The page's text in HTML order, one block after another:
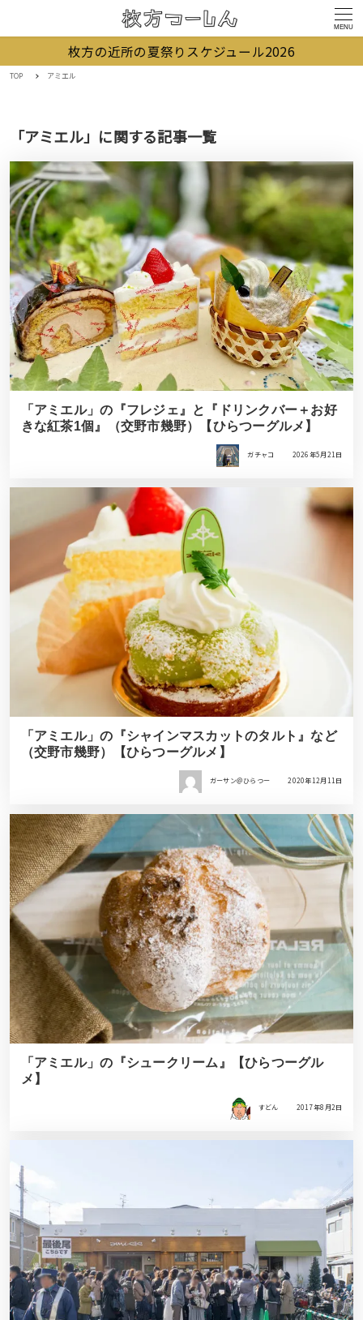
MENU
枚方の近所の夏祭りスケジュール2026
TOP アミエル
「アミエル」に関する記事一覧
「アミエル」の『フレジェ』と『ドリンクバー＋お好
きな紅茶1個』（交野市幾野）【ひらつーグルメ】
ガチャコ 2026年5月21日
「アミエル」の『シャインマスカットのタルト』など
（交野市幾野）【ひらつーグルメ】
ガーサン＠ひらつー 2020年12月11日
「アミエル」の『シュークリーム』【ひらつーグル
メ】
すどん 2017年8月2日